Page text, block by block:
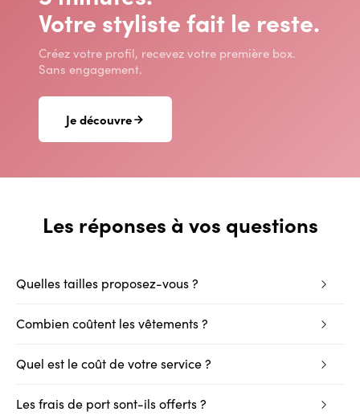
Votre styliste fait le reste.
Créez votre profil, recevez votre première box.
Sans engagement.
Je découvre
Les réponses à vos questions
Quelles tailles proposez-vous ?
Combien coûtent les vêtements ?
Quel est le coût de votre service ?
Les frais de port sont-ils offerts ?